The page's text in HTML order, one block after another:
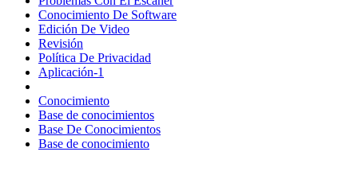
Conocimiento De Software
Edición De Video
Revisión
Política De Privacidad
Aplicación-1
Conocimiento
Base de conocimientos
Base De Conocimientos
Base de conocimiento